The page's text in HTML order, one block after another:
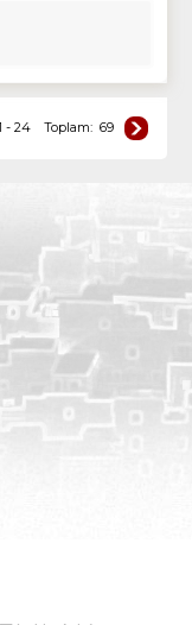
- 24 Toplam: 69